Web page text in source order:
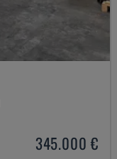
345.000 €